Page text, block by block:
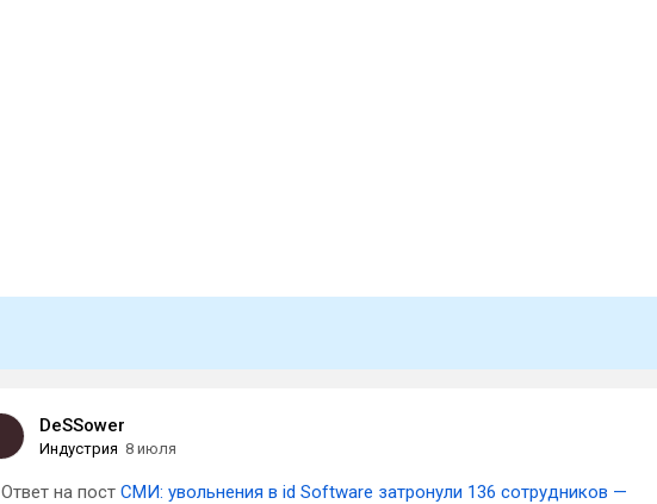
DeSSower
Индустрия 8 июля
Ответ на пост СМИ: увольнения в id Software затронули 136 сотрудников —